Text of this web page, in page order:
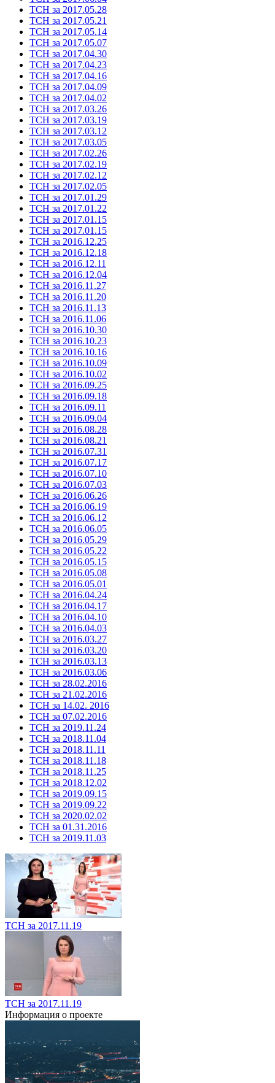
ТСН за 2017.05.28
ТСН за 2017.05.21
ТСН за 2017.05.14
ТСН за 2017.05.07
ТСН за 2017.04.30
ТСН за 2017.04.23
ТСН за 2017.04.16
ТСН за 2017.04.09
ТСН за 2017.04.02
ТСН за 2017.03.26
ТСН за 2017.03.19
ТСН за 2017.03.12
ТСН за 2017.03.05
ТСН за 2017.02.26
ТСН за 2017.02.19
ТСН за 2017.02.12
ТСН за 2017.02.05
ТСН за 2017.01.29
ТСН за 2017.01.22
ТСН за 2017.01.15
ТСН за 2017.01.15
ТСН за 2016.12.25
ТСН за 2016.12.18
ТСН за 2016.12.11
ТСН за 2016.12.04
ТСН за 2016.11.27
ТСН за 2016.11.20
ТСН за 2016.11.13
ТСН за 2016.11.06
ТСН за 2016.10.30
ТСН за 2016.10.23
ТСН за 2016.10.16
ТСН за 2016.10.09
ТСН за 2016.10.02
ТСН за 2016.09.25
ТСН за 2016.09.18
ТСН за 2016.09.11
ТСН за 2016.09.04
ТСН за 2016.08.28
ТСН за 2016.08.21
ТСН за 2016.07.31
ТСН за 2016.07.17
ТСН за 2016.07.10
ТСН за 2016.07.03
ТСН за 2016.06.26
ТСН за 2016.06.19
ТСН за 2016.06.12
ТСН за 2016.06.05
ТСН за 2016.05.29
ТСН за 2016.05.22
ТСН за 2016.05.15
ТСН за 2016.05.08
ТСН за 2016.05.01
ТСН за 2016.04.24
ТСН за 2016.04.17
ТСН за 2016.04.10
ТСН за 2016.04.03
ТСН за 2016.03.27
ТСН за 2016.03.20
ТСН за 2016.03.13
ТСН за 2016.03.06
ТСН за 28.02.2016
ТСН за 21.02.2016
ТСН за 14.02. 2016
ТСН за 07.02.2016
ТСН за 2019.11.24
ТСН за 2018.11.04
ТСН за 2018.11.11
ТСН за 2018.11.18
ТСН за 2018.11.25
ТСН за 2018.12.02
ТСН за 2019.09.15
ТСН за 2019.09.22
ТСН за 2020.02.02
ТСН за 01.31.2016
ТСН за 2019.11.03
ТСН за 2017.11.19
ТСН за 2017.11.19
Информация о проекте